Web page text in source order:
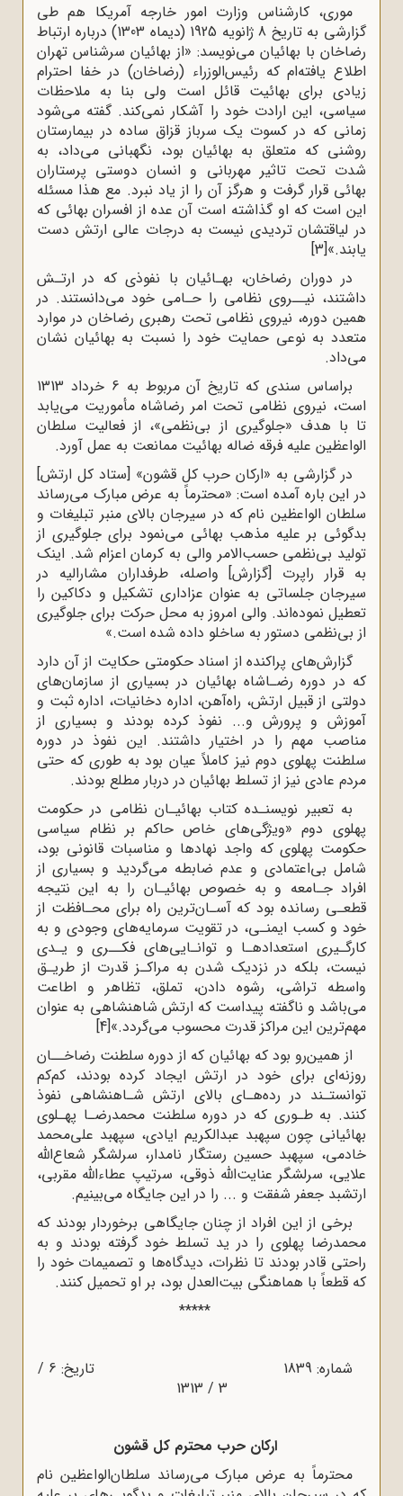
موری، کارشناس وزارت امور خارجه آمریکا هم طی
گزارشی به تاریخ 8 ژانویه 1925 (دیماه 1303) درباره ارتباط
رضاخان با بهائیان می‌نویسد: «از بهائیان سرشناس تهران
اطلاع یافته‌ام که رئیس‌الوزراء (رضاخان) در خفا احترام
زیادی برای بهائیت قائل است ولی بنا به ملاحظات
سیاسی، این ارادت خود را آشکار نمی‌کند. گفته می‌شود
زمانی که در کسوت یک سرباز قزاق ساده در بیمارستان
روشنی که متعلق به بهائیان بود، نگهبانی می‌داد، به
شدت تحت تاثیر مهربانی و انسان ‌دوستی پرستاران
بهائی قرار گرفت و هرگز آن را از یاد نبرد. مع هذا مسئله
این است که او گذاشته است آن عده از افسران بهائی که
در لیاقتشان تردیدی نیست به درجات عالی ارتش دست
یابند.»[3]
در دوران رضاخان، بهـائیان با نفوذی که در ارتـش
داشتند، نیــروی نظامی را حـامی خود می‌دانستند. در
همین دوره، نیروی نظامی تحت رهبری رضاخان در موارد
متعدد به نوعی حمایت خود را نسبت به بهائیان نشان
می‌داد.
براساس سندی که تاریخ آن مربوط به 6 خرداد 1313
است، نیروی نظامی تحت امر رضاشاه مأموریت می‌یابد
تا با هدف «جلوگیری از بی‌نظمی»، از فعالیت سلطان
الواعظین علیه فرقه ضاله بهائیت ممانعت به عمل آورد.
در گزارشی به «ارکان حرب کل قشون» [ستاد کل ارتش]
در این باره آمده است: «محترماً به عرض مبارک می‌رساند
سلطان الواعظین نام که در سیرجان بالای منبر تبلیغات و
بدگوئی بر علیه مذهب بهائی می‌نمود برای جلوگیری از
تولید بی‌نظمی حسب‌الامر والی به کرمان اعزام شد. اینک
به قرار راپرت [گزارش] واصله، طرفداران مشارالیه در
سیرجان جلساتی به عنوان عزاداری تشکیل و دکاکین را
تعطیل نموده‌اند. والی امروز به محل حرکت برای جلوگیری
از بی‌نظمی دستور به ساخلو داده شده است.»
گزارش‌های پراکنده از اسناد حکومتی حکایت از آن دارد
که در دوره رضـاشاه بهائیان در بسیاری از سازمان‌های
دولتی از قبیل ارتش، راه‌آهن، اداره دخانیات، اداره ثبت و
آموزش و پرورش و... نفوذ کرده بودند و بسیاری از
مناصب مهم را در اختیار داشتند. این نفوذ در دوره
سلطنت پهلوی دوم نیز کاملاً عیان بود به‌ طوری که حتی
مردم عادی نیز از تسلط بهائیان در دربار مطلع بودند.
به تعبیر نویسنـده کتاب بهائیـان نظامی در حکومت
پهلوی دوم «ویژگی‌های خاص حاکم بر نظام سیاسی
حکومت پهلوی که واجد نهادها و مناسبات قانونی بود،
شامل بی‌اعتمادی و عدم ضابطه می‌گردید و بسیاری از
افراد جـامعه و به ‌خصوص بهائیـان را به این نتیجه
قطعـی رسانده بود که آسـان‌ترین راه برای محـافظت از
خود و کسب ایمنـی، در تقویت سرمایه‌های وجودی و به
کارگـیری استعدادهـا و توانـایی‌های فکــری و یـدی
نیست، بلکه در نزدیک شدن به مراکـز قدرت از طریـق
واسطه‌ تراشی، رشوه دادن، تملق، تظاهر و اطاعت
می‌باشد و ناگفته پیداست که ارتش شاهنشاهی به عنوان
مهم‌ترین این مراکز قدرت محسوب می‌گردد.»[4]
از همین‌رو بود که بهائیان که از دوره سلطنت رضاخــان
روزنه‌ای برای خود در ارتش ایجاد کرده بودند، کم‌کم
توانستـند در رده‌هـای بالای ارتش شـاهنشاهی نفوذ
کنند. به طـوری که در دوره سلطنت محمدرضـا پهـلوی
بهائیانی چون سپهبد عبدالکریم ایادی، سپهبد علی‌محمد
خادمی، سپهبد حسین رستگار نامدار، سرلشگر شعاع‌الله
علایی، سرلشگر عنایت‌الله ذوقی، سرتیپ عطاءالله مقربی،
ارتشبد جعفر شفقت و ... را در این جایگاه می‌بینیم.
برخی از این افراد از چنان جایگاهی برخوردار بودند که
محمدرضا پهلوی را در ید تسلط خود گرفته بودند و به
راحتی قادر بودند تا نظرات، دیدگاه‌ها و تصمیمات خود را
که قطعاً با هماهنگی بیت‌العدل بود، بر او تحمیل کنند.
*****
شماره: 1839 تاریخ: 6 /
3 / 1313
ارکان حرب محترم کل قشون
محترماً به عرض مبارک می‌رساند سلطان‌الواعظین نام